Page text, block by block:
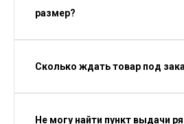
размер?
Сколько ждать товар под
Не могу найти пункт выдачи